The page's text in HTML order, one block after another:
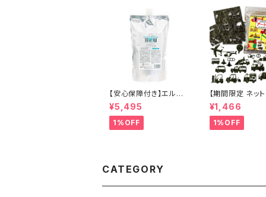
【安心保障付き】エルコ
ス（ELLCOS） キュプア
スクリアクリーム 700g
クリアクリーム ヘアケ
ア シャンプー トリートメ
¥5,495
1%OFF
【期間限定 ネッ
はたらくのりもの
のり 海苔 のり
類 ( 切り抜き46
全形2枚分 人気
¥1,466
1%OFF
CATEGORY